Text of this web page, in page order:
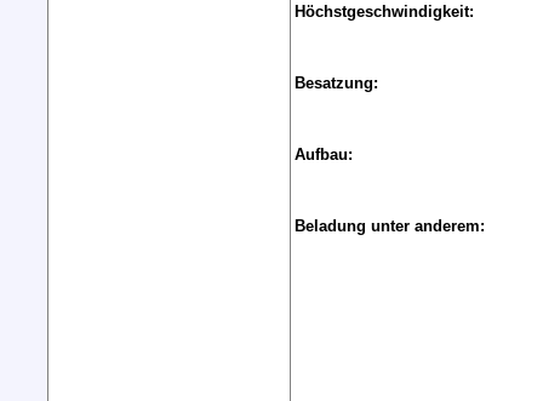
Höchstgeschwindigkeit:
Besatzung:
Aufbau:
Beladung unter anderem: